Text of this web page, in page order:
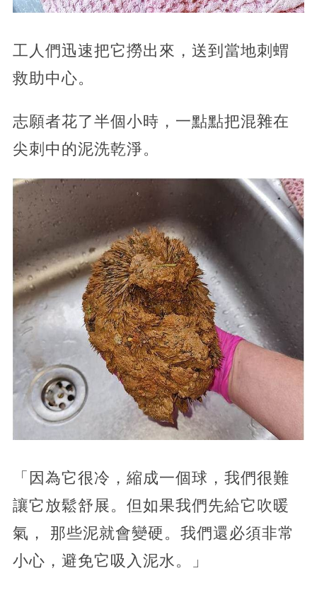
工人們迅速把它撈出來，送到當地刺蝟
救助中心。
志願者花了半個小時，一點點把混雜在
尖刺中的泥洗乾淨。
「因為它很冷，縮成一個球，我們很難
讓它放鬆舒展。但如果我們先給它吹暖
氣， 那些泥就會變硬。我們還必須非常
小心，避免它吸入泥水。」